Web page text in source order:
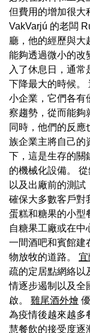
但費用的增加很大
VakVarjú 的老闆
廳，他的經歷與大
能夠透過微小的改
入了休息日，通
下降最大的時候。
小企業，它們各有
察趨勢，從而能夠
同時，他們的反應
族企業主將自己的
下，這是生存的關
的機械化設備。
以及出廠前的測試
確保大多數客戶對
蛋糕和糖果的小型
自糖果工廠或在中
一間酒吧和賓館建
物放牧的道路。 宜
疏的定居點網絡以
情逐步遏制以及全
啟。 雞尾酒外燴
為疫情後越來越多
慧餐飲的接受度逐